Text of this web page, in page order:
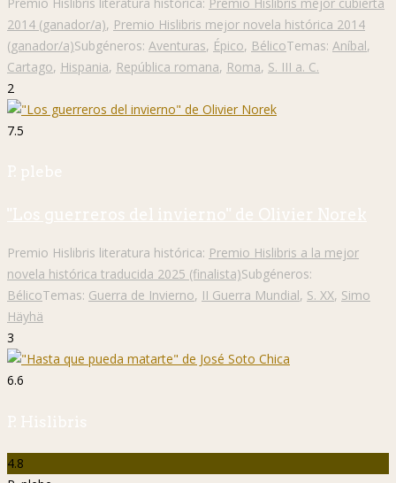
2014 (ganador/a), Premio Hislibris mejor novela histórica 2014
(ganador/a)Subgéneros: Aventuras, Épico, BélicoTemas: Aníbal,
Cartago, Hispania, República romana, Roma, S. III a. C.
2
7.5
P. plebe
"Los guerreros del invierno" de Olivier Norek
Premio Hislibris literatura histórica: Premio Hislibris a la mejor
novela histórica traducida 2025 (finalista)Subgéneros:
BélicoTemas: Guerra de Invierno, II Guerra Mundial, S. XX, Simo
Häyhä
3
6.6
P. Hislibris
4.8